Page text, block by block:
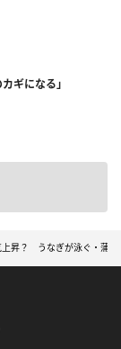
ギになる」
上昇？ うなぎが泳ぐ・蒲